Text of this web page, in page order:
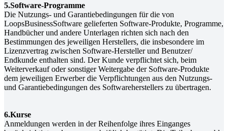
5.Software-Programme
Die Nutzungs- und Garantiebedingungen für die von
LoopsBusinessSoftware gelieferten Software-Produkte, Programme,
Handbücher und andere Unterlagen richten sich nach den
Bestimmungen des jeweiligen Herstellers, die insbesondere im
Lizenzvertrag zwischen Software-Hersteller und Benutzer/
Endkunde enthalten sind. Der Kunde verpflichtet sich, beim
Weiterverkauf oder sonstiger Weitergabe der Software-Produkte
dem jeweiligen Erwerber die Verpflichtungen aus den Nutzungs-
und Garantiebedingungen des Softwareherstellers zu übertragen.
6.Kurse
Anmeldungen werden in der Reihenfolge ihres Einganges